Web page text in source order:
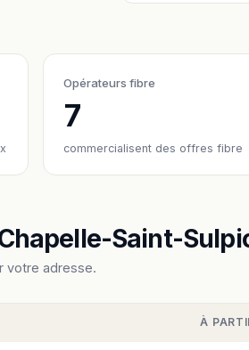
Opérateurs fibre
7
commercialisent des offres fibre
Saint-
votre adresse.
À